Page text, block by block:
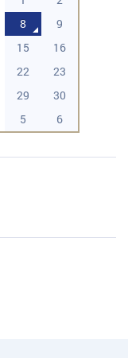
8
9
15
16
22
23
29
30
5 6